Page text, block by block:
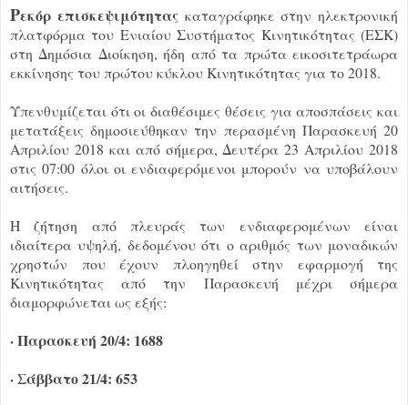
Ρεκόρ επισκεψιμότηταςκαταγράφηκε στην ηλεκτρονική
πλατφόρμα του Ενιαίου Συστήματος Κινητικότητας (ΕΣΚ)
στη Δημόσια Διοίκηση, ήδη από τα πρώτα εικοσιτετράωρα
εκκίνησης του πρώτου κύκλου Κινητικότητας για το 2018.
Υπενθυμίζεται ότι οι διαθέσιμες θέσεις για αποσπάσεις και
μετατάξεις δημοσιεύθηκαν την περασμένη Παρασκευή 20
Απριλίου 2018 και από σήμερα, Δευτέρα 23 Απριλίου 2018
στις 07:00 όλοι οι ενδιαφερόμενοι μπορούν να υποβάλουν
αιτήσεις.
Η ζήτηση από πλευράς των ενδιαφερομένων είναι
ιδιαίτερα υψηλή, δεδομένου ότι ο αριθμός των μοναδικών
χρηστών που έχουν πλοηγηθεί στην εφαρμογή της
Κινητικότητας από την Παρασκευή μέχρι σήμερα
διαμορφώνεται ως εξής:
· Παρασκευή 20/4: 1688
· Σάββατο 21/4: 653